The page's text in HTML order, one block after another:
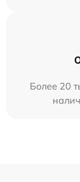
Более 20